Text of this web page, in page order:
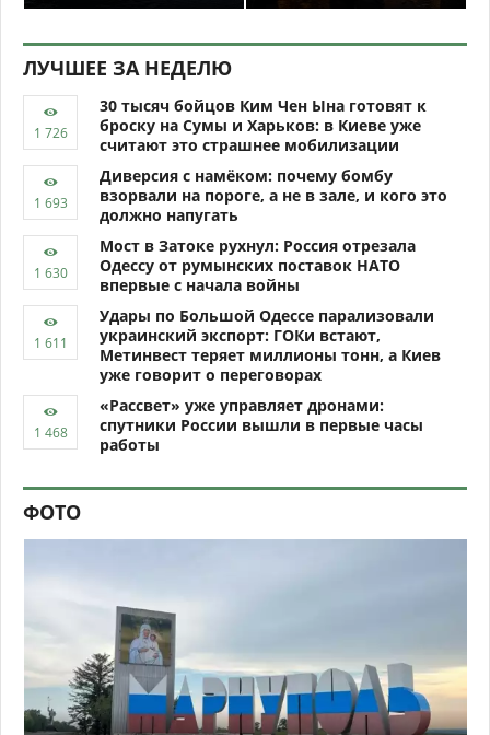
ЛУЧШЕЕ ЗА НЕДЕЛЮ
30 тысяч бойцов Ким Чен Ына готовят к
броску на Сумы и Харьков: в Киеве уже
считают это страшнее мобилизации
Диверсия с намёком: почему бомбу
взорвали на пороге, а не в зале, и кого это
должно напугать
Мост в Затоке рухнул: Россия отрезала
Одессу от румынских поставок НАТО
впервые с начала войны
Удары по Большой Одессе парализовали
украинский экспорт: ГОКи встают,
Метинвест теряет миллионы тонн, а Киев
уже говорит о переговорах
«Рассвет» уже управляет дронами:
спутники России вышли в первые часы
работы
ФОТО